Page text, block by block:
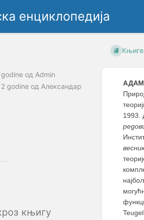
енциклопедија
oд Admin
godine од Александар
књигу
Књиге
1993.